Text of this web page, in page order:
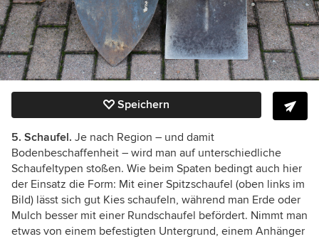
Speichern
5. Schaufel. Je nach Region – und damit
Bodenbeschaffenheit – wird man auf unterschiedliche
Schaufeltypen stoßen. Wie beim Spaten bedingt auch hier
der Einsatz die Form: Mit einer Spitzschaufel (oben links im
Bild) lässt sich gut Kies schaufeln, während man Erde oder
Mulch besser mit einer Rundschaufel befördert. Nimmt man
etwas von einem befestigten Untergrund, einem Anhänger